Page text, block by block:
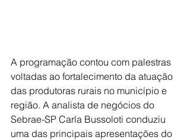
A programação contou com palestras
voltadas ao fortalecimento da atuação
das produtoras rurais no município e
região. A analista de negócios do
Sebrae-SP Carla Bussoloti conduziu
uma das principais apresentações do